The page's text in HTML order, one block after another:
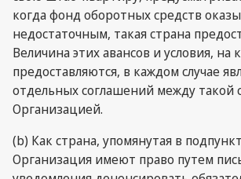
когда фонд оборотных средств
недостаточным, такая страна
Величина этих авансов и условия, на
предоставляются, в каждом случае
отдельных соглашений между такой
Организацией.
(b) Как страна, упомянутая в
Организация имеют право путем